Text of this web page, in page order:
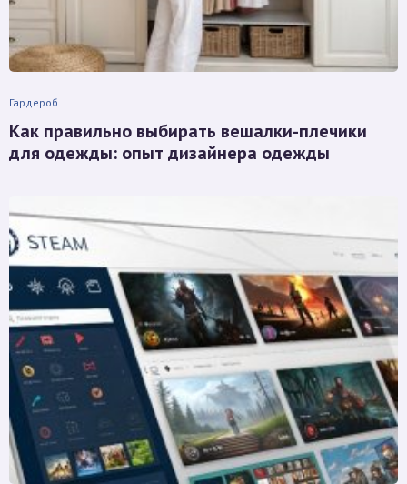
Гардероб
Как правильно выбирать вешалки-плечики
для одежды: опыт дизайнера одежды